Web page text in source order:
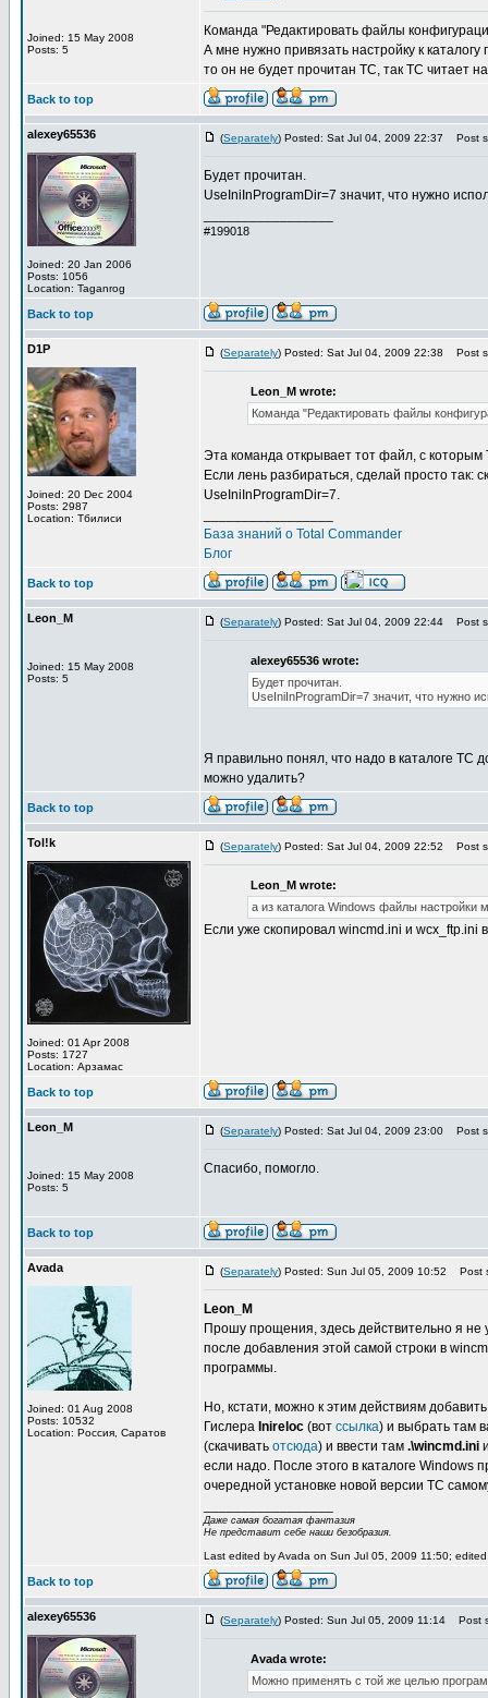
Joined: 15 May 2008
Posts: 5
Команда "Редактировать файлы
А мне нужно привязать настройку к
то он не будет прочитан ТС, так ТС читает
Back to top
alexey65536
Joined: 20 Jan 2006
Posts: 1056
Location: Taganrog
(Separately) Posted: Sat Jul 04, 2009 22:37 Post
Будет прочитан.
UseIniInProgramDir=7 значит, что нужно
#199018
Back to top
D1P
Joined: 20 Dec 2004
Posts: 2987
Location: Тбилиси
(Separately) Posted: Sat Jul 04, 2009 22:38 Post
Leon_M wrote:
Команда "Редактировать файлы
Эта команда открывает тот файл, с
Если лень разбираться, сделай просто так:
UseIniInProgramDir=7.
База знаний о Total Commander
Блог
Back to top
Leon_M
Joined: 15 May 2008
Posts: 5
(Separately) Posted: Sat Jul 04, 2009 22:44 Post
alexey65536 wrote:
Будет прочитан.
UseIniInProgramDir=7 значит, что нужно
Я правильно понял, что надо в каталоге ТС
можно удалить?
Back to top
Tol!k
Joined: 01 Apr 2008
Posts: 1727
Location: Арзамас
(Separately) Posted: Sat Jul 04, 2009 22:52 Post
Leon_M wrote:
а из каталога Windows файлы настройки
Если уже скопировал wincmd.ini и wcx_ftp.ini
Back to top
Leon_M
Joined: 15 May 2008
Posts: 5
(Separately) Posted: Sat Jul 04, 2009 23:00 Post
Спасибо, помогло.
Back to top
Avada
Joined: 01 Aug 2008
Posts: 10532
Location: Россия, Саратов
(Separately) Posted: Sun Jul 05, 2009 10:52 Post
Leon_M
Прошу прощения, здесь действительно я не
после добавления этой самой строки в
программы.
Но, кстати, можно к этим действиям
Гислера Inireloc (вот ссылка) и выбрать там
(скачивать отсюда) и ввести там .\wincmd.ini
если надо. После этого в каталоге Windows
очередной установке новой версии TC
Даже самая богатая фантазия
Не представит себе наши безобразия.
Last edited by Avada on Sun Jul 05, 2009 11:50;
Back to top
alexey65536 (Separately) Posted: Sun Jul 05, 2009 11:14 Post
Avada wrote:
Можно применять с той же целью